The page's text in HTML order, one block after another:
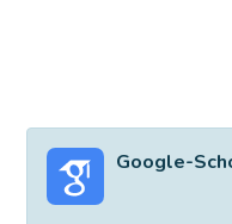
Google-